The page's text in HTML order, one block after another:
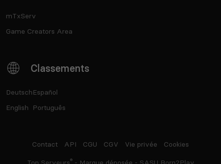
mTxServ
Game Creators Area
Classements
Deutsch
English
Español
Português
Contact API CGU CGV Vie privée Cookies
®